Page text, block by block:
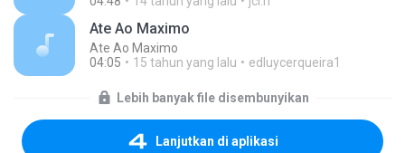
Ate Ao Maximo
Ate Ao Maximo
04:05
15 tahun yang lalu edluycerqueira1
Lebih banyak file disembunyikan
Lanjutkan di aplikasi